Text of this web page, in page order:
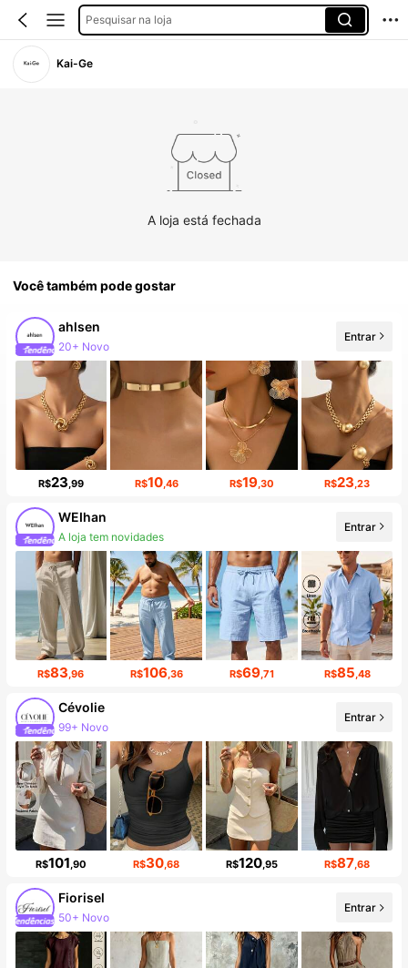
Pesquisar na loja
Kai-Ge
A loja está fechada
Você também pode gostar
ahlsen
20+ Novo
Entrar
R$23 ,99 R$10,46 R$19,30 R$23 ,23
WEIhan
A loja tem novidades
Entrar
R$83 ,96 R$106 ,36 R$69,71 R$85 ,48
Cévolie
99+ Novo
Entrar
R$101,90 R$30,68 R$120,95 R$87,68
Fiorisel
50+ Novo
Aumento de seguidores em 24%
Entrar